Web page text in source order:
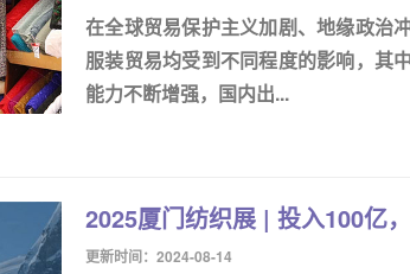
在全球贸易保护主义加剧、地缘政治
服装贸易均受到不同程度的影响，其
能力不断增强，国内出...
2025厦门纺织展 | 投入100亿
更新时间：2024-08-14